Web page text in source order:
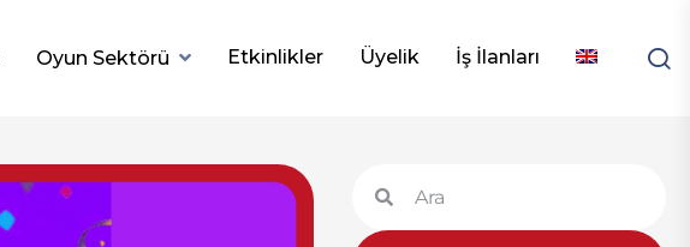
Oyun Sektörü Etkinlikler Üyelik İş İlanları